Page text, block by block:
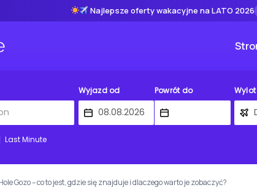
Najlepsze oferty wakacyjne na LATO 2026
Wyjazd od Powrót do Wylot
Last Minute
Gozo – co to jest, gdzie się znajduje i dlaczego warto je zobaczyć?